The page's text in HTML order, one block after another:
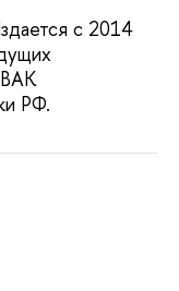
с 2014
ВАК
РФ.